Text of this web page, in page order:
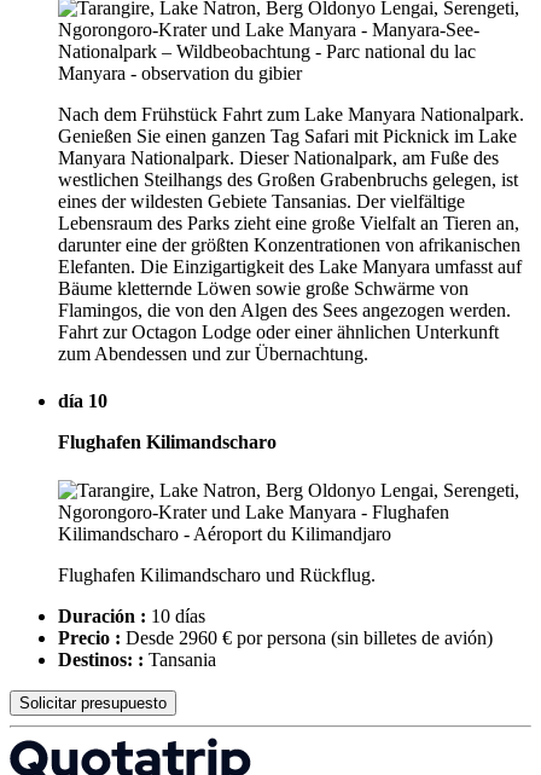
Nach dem Frühstück Fahrt zum Lake Manyara Nationalpark.
Genießen Sie einen ganzen Tag Safari mit Picknick im Lake
Manyara Nationalpark. Dieser Nationalpark, am Fuße des
westlichen Steilhangs des Großen Grabenbruchs gelegen, ist
eines der wildesten Gebiete Tansanias. Der vielfältige
Lebensraum des Parks zieht eine große Vielfalt an Tieren an,
darunter eine der größten Konzentrationen von afrikanischen
Elefanten. Die Einzigartigkeit des Lake Manyara umfasst auf
Bäume kletternde Löwen sowie große Schwärme von
Flamingos, die von den Algen des Sees angezogen werden.
Fahrt zur Octagon Lodge oder einer ähnlichen Unterkunft
zum Abendessen und zur Übernachtung.
día 10
Flughafen Kilimandscharo
Flughafen Kilimandscharo und Rückflug.
Duración : 10 días
Precio : Desde 2960 € por persona (sin billetes de avión)
Destinos: : Tansania
Solicitar presupuesto